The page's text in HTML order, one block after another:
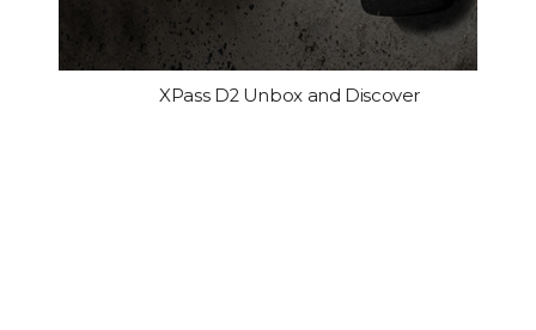
XPass D2 Unbox and Discover